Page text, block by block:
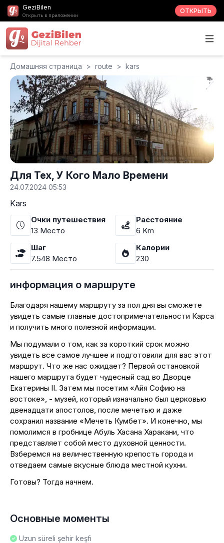
GeziBilen
Открыть в приложении
ОТКРЫТЬ
Домашняя страница > route > kars
Для Тех, У Кого Мало Времени
24.07.2024 05:53
Kars
Очки путешествия
13 Место
Расстояние
6 Km
Шаг
7.548 Место
Калории
230
информация о маршруте
Благодаря нашему маршруту за пол дня вы сможете
увидеть самые главные достопримечательности Карса
и получить много полезной информации.
Мы подумали о том, как за короткий срок можно
увидеть все самое лучшее и подготовили для вас этот
маршрут. Что же нас ожидает? Первой остановкой
нашего маршрута будет чудесный сад во Дворце
Екатерины II. Затем мы посетим «Айя Софию на
востоке», - музей, который изначально был церковью
двенадцати апостолов, после мечетью и даже
сохранил название «Мечеть Кумбет». И конечно, мы
помолимся в гробнице Абуль Хасана Харакани, что
представляет собой место духовной ценности.
Взберемся на величественную крепость города и
отведаем самые вкусные блюда местной кухни.
Готовы? Тогда начнем.
Основные моменты
Uzun süreli şehir keşfi